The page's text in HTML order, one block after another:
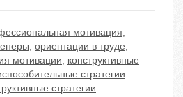
мотивация,
, ориентации в труде,
мотивации, конструктивные
стратегии
стратегии